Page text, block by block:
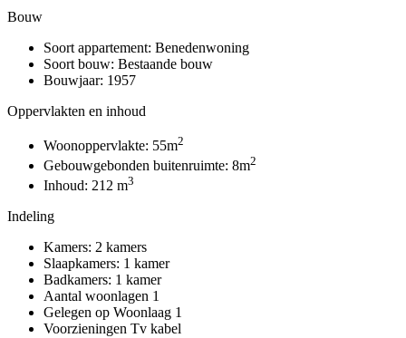
Bouw
Soort appartement: Benedenwoning
Soort bouw: Bestaande bouw
Bouwjaar: 1957
Oppervlakten en inhoud
Woonoppervlakte: 55m2
Gebouwgebonden buitenruimte: 8m2
Inhoud: 212 m3
Indeling
Kamers: 2 kamers
Slaapkamers: 1 kamer
Badkamers: 1 kamer
Aantal woonlagen 1
Gelegen op Woonlaag 1
Voorzieningen Tv kabel